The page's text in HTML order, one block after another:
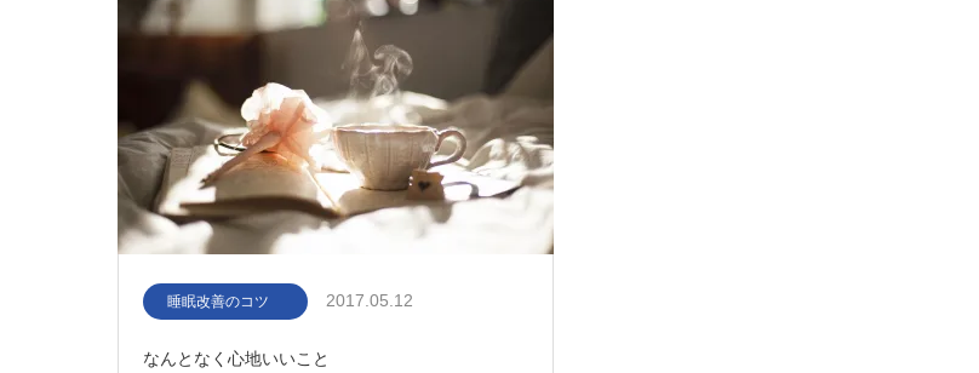
睡眠改善のコツ 2017.05.12
なんとなく心地いいこと